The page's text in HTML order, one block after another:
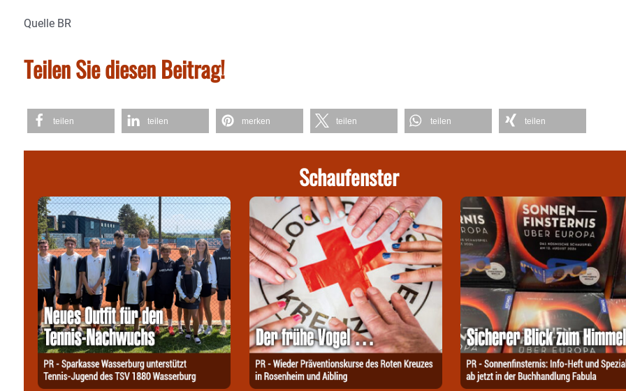
Quelle BR
Teilen Sie diesen Beitrag!
teilen teilen merken teilen teilen teilen
Schaufenster